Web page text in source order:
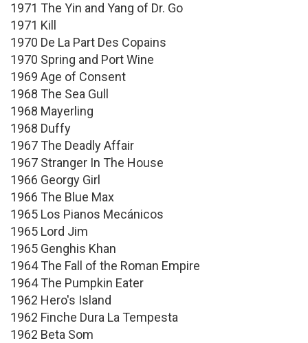
1971 The Yin and Yang of Dr. Go
1971 Kill
1970 De La Part Des Copains
1970 Spring and Port Wine
1969 Age of Consent
1968 The Sea Gull
1968 Mayerling
1968 Duffy
1967 The Deadly Affair
1967 Stranger In The House
1966 Georgy Girl
1966 The Blue Max
1965 Los Pianos Mecánicos
1965 Lord Jim
1965 Genghis Khan
1964 The Fall of the Roman Empire
1964 The Pumpkin Eater
1962 Hero's Island
1962 Finche Dura La Tempesta
1962 Beta Som